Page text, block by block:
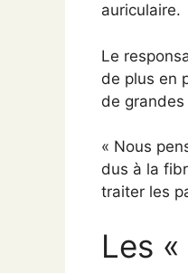
auriculaire.
Le
de plus en
de grandes
« Nous
dus à la
traiter les
Les